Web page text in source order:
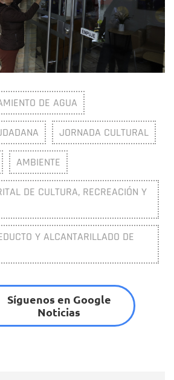
DE AGUA
JORNADA CULTURAL
AMBIENTE
DE CULTURA, RECREACIÓN Y
Y ALCANTARILLADO DE
Síguenos en Google
Noticias